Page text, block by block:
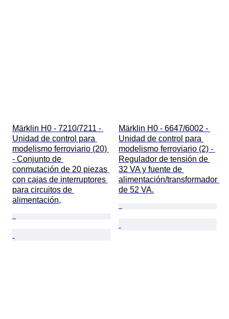
Märklin H0 - 7210/7211 -
Unidad de control para
modelismo ferroviario (20)
- Conjunto de
conmutación de 20 piezas
con cajas de interruptores
para circuitos de
alimentación,
Märklin H0 - 6647/6002 -
Unidad de control para
modelismo ferroviario (2) -
Regulador de tensión de
32 VA y fuente de
alimentación/transformador
de 52 VA.